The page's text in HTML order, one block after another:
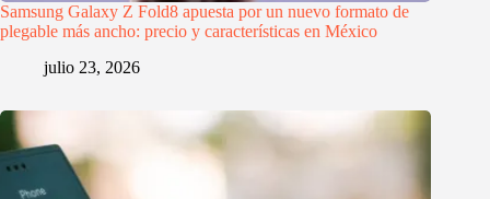
Samsung Galaxy Z Fold8 apuesta por un nuevo formato de
plegable más ancho: precio y características en México
julio 23, 2026